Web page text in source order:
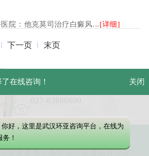
院：他克莫司治疗白癜风...[详细]
下一页 末页
武汉市硚口区解放大道479号
免费电话：
2023 武汉环亚中医白癜风医院
健康参考，具体诊疗请遵医师意见
在线咨询！ 关闭
你好，这里是武汉环亚咨询平台，在线为
务！